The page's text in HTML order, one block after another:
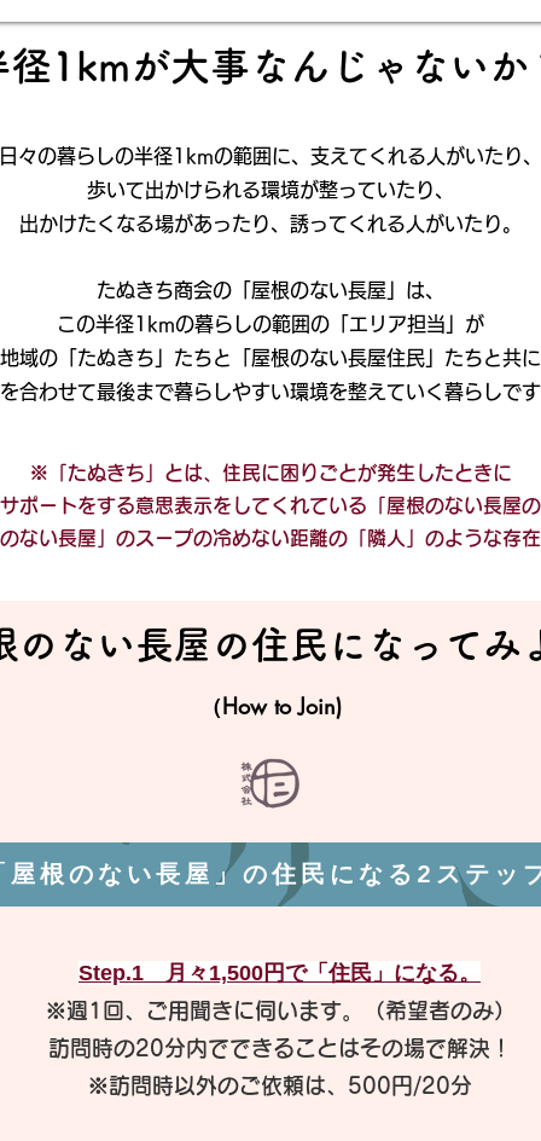
径1kmが大事なんじゃないか
日々の暮らしの半径1kmの範囲に、支えてくれる人がいたり、
歩いて出かけられる環境が整っていたり、
出かけたくなる場があったり、誘ってくれる人がいたり。
たぬきち商会の「屋根のない長屋」は、
この半径1kmの暮らしの範囲の「エリア担当」が
地域の「たぬきち」たちと「屋根のない長屋住民」たちと共に
合わせて最後まで暮らしやすい環境を整えていく暮らしで
※「たぬきち」とは、住民に困りごとが発生したときに
ポートをする意思表示をしてくれている「屋根のない長屋
ない長屋」のスープの冷めない距離の「隣人」のような存
のない長屋の住民になってみ
（How to Join)
屋根のない長屋」の住民になる2ステッ
Step.1 月々1,500円で「住民」になる。
※週1回、ご用聞きに伺います。（希望者のみ）
訪問時の20分内でできることはその場で解決！
※訪問時以外のご依頼は、500円/20分